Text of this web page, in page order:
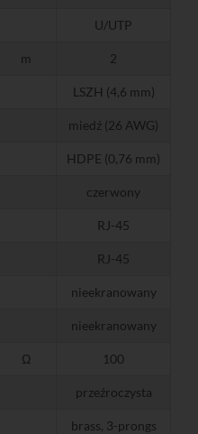
U/UTP
m 2
LSZH (4,6 mm)
miedź (26 AWG)
HDPE (0,76 mm)
czerwony
RJ-45
RJ-45
nieekranowany
nieekranowany
Ω 100
przeźroczysta
brass, 3-prongs